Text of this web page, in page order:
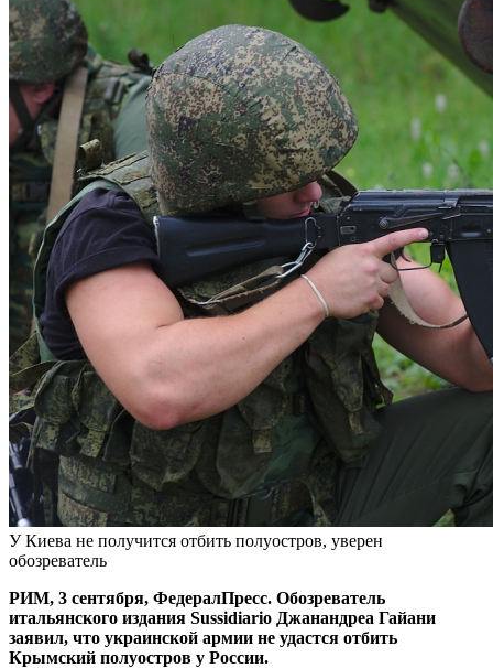
У Киева не получится отбить полуостров, уверен
обозреватель
РИМ, 3 сентября, ФедералПресс. Обозреватель
итальянского издания Sussidiario Джанандреа Гайани
заявил, что украинской армии не удастся отбить
Крымский полуостров у России.